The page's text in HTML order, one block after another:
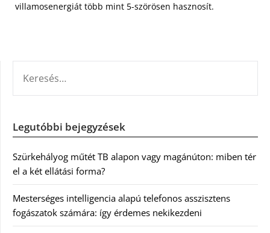
villamosenergiát több mint 5-szörösen hasznosít.
Legutóbbi bejegyzések
Szürkehályog műtét TB alapon vagy magánúton: miben tér
el a két ellátási forma?
Mesterséges intelligencia alapú telefonos asszisztens
fogászatok számára: így érdemes nekikezdeni